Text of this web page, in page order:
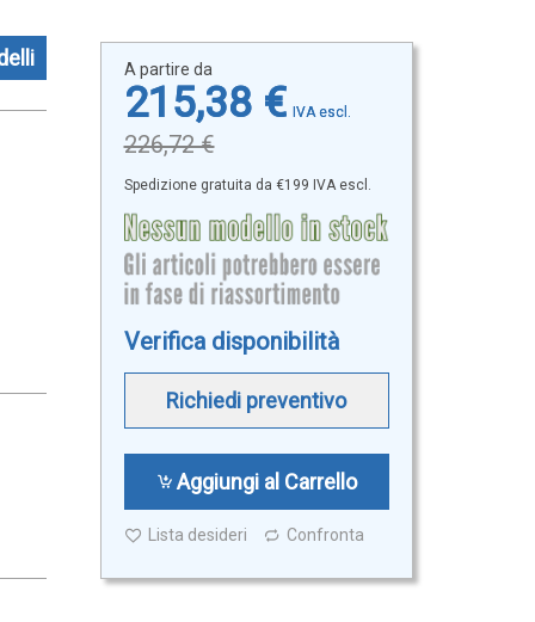
A partire da
215,38 €
226,72 €
Spedizione gratuita da €199 IVA escl.
Verifica disponibilità
Richiedi preventivo
Aggiungi al Carrello
Lista desideri Confronta